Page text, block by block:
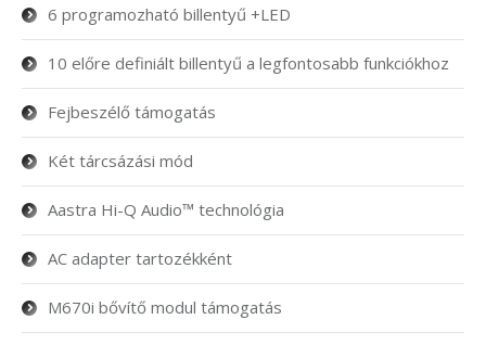
6 programozható billentyű +LED
10 előre definiált billentyű a legfontosabb funkciókhoz
Fejbeszélő támogatás
Két tárcsázási mód
Aastra Hi-Q Audio™ technológia
AC adapter tartozékként
M670i bővítő modul támogatás